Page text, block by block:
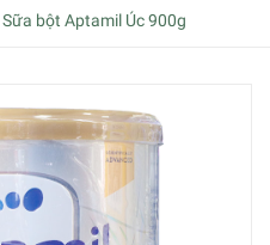
Sữa bột Aptamil Úc 900g